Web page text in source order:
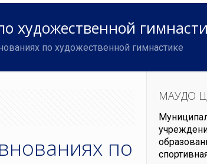
художественной
по художественной гимнастике
по
МАУДО